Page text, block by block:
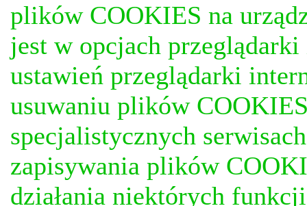
plików COOKIES na
jest w opcjach
ustawień przeglądarki
usuwaniu plików
specjalistycznych
zapisywania plików
działania niektórych